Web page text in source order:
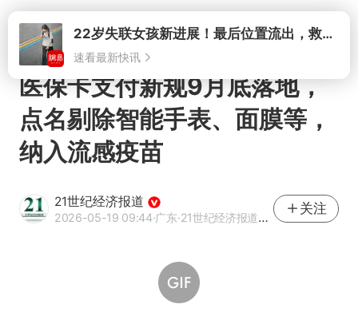
打开22岁失联女孩新进展！最后位置流出，救援队再曝两大噩耗母亲崩溃
速看最新快讯
医保卡支付新规9月底落地，
点名剔除智能手表、面膜等，
纳入流感疫苗
21世纪经济报道
2026-05-19 09:44·广东·21世纪经济报道官方账号
关注